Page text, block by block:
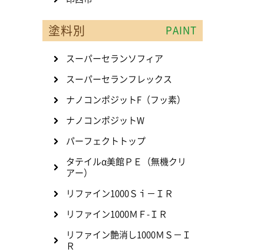
塗料別 PAINT
スーパーセランソフィア
スーパーセランフレックス
ナノコンポジットF（フッ素）
ナノコンポジットW
パーフェクトトップ
タテイルα美館ＰＥ（無機クリ
アー）
リファイン1000Ｓｉ－ＩＲ
リファイン1000ＭＦ-ＩＲ
リファイン艶消し1000ＭＳ－Ｉ
Ｒ